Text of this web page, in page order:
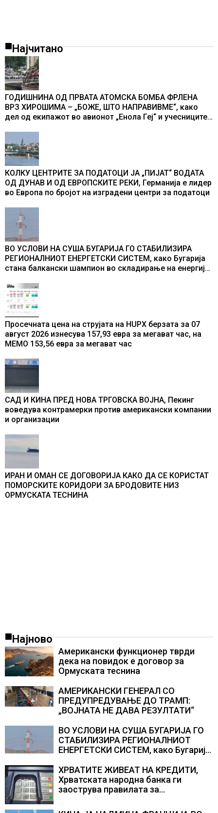
Најчитано
ГОДИШНИНА ОД ПРВАТА АТОМСКА БОМБА ФРЛЕНА
ВРЗ ХИРОШИМА – „БОЖЕ, ШТО НАПРАВИВМЕ“, како
дел од екипажот во авионот „Енола Геј“ и учесниците
промени текот на историјата
КОЛКУ ЦЕНТРИТЕ ЗА ПОДАТОЦИ ЈА „ПИЈАТ“ ВОДАТА
ОД ДУНАВ И ОД ЕВРОПСКИТЕ РЕКИ, Германија е лидер
во Европа по бројот на изградени центри за податоци
ВО УСЛОВИ НА СУША БУГАРИЈА ГО СТАБИЛИЗИРА
РЕГИОНАЛНИОТ ЕНЕРГЕТСКИ СИСТЕМ, како Бугарија
стана балкански шампион во складирање на енергија
Просечната цена на струјата на HUPX берзата за 07
август 2026 изнесува 157,93 евра за мегават час, на
МЕМО 153,56 евра за мегават час
САД И КИНА ПРЕД НОВА ТРГОВСКА ВОЈНА, Пекинг
воведува контрамерки против американски компании
и организации
ИРАН И ОМАН СЕ ДОГОВОРИЈА КАКО ДА СЕ КОРИСТАТ
ПОМОРСКИТЕ КОРИДОРИ ЗА БРОДОВИТЕ НИЗ
ОРМУСКАТА ТЕСНИНА
Најново
Американски функционер тврди
дека на повидок е договор за
Ормуската теснина
АМЕРИКАНСКИ ГЕНЕРАЛ СО
ПРЕДУПРЕДУВАЊЕ ДО ТРАМП:
„ВОЈНАТА НЕ ДАВА РЕЗУЛТАТИ“
ВО УСЛОВИ НА СУША БУГАРИЈА ГО
СТАБИЛИЗИРА РЕГИОНАЛНИОТ
ЕНЕРГЕТСКИ СИСТЕМ, како Бугарија
складирање на енергија од батерии
ХРВАТИТЕ ЖИВЕАТ НА КРЕДИТИ,
Хрватската народна банка ги
заострува правилата за
зголемени ризици во финансискиот